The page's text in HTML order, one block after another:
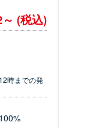
～ (税込)
時までの発